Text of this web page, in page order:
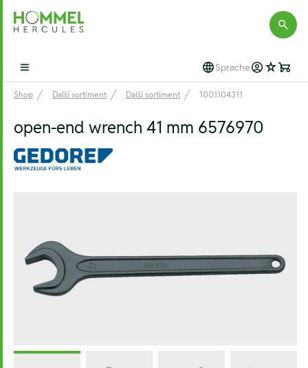
Hommel Hercules
Open main menu Sprache
Shop Další sortiment Další sortiment 1001104311
open-end wrench 41 mm 6576970